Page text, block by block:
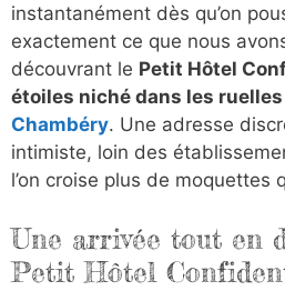
instantanément dès qu’on
exactement ce que nous
découvrant le Petit Hôtel
étoiles niché dans les
Chambéry. Une adresse
intimiste, loin des
l’on croise plus de moquettes
Une arrivée tout en
Petit Hôtel